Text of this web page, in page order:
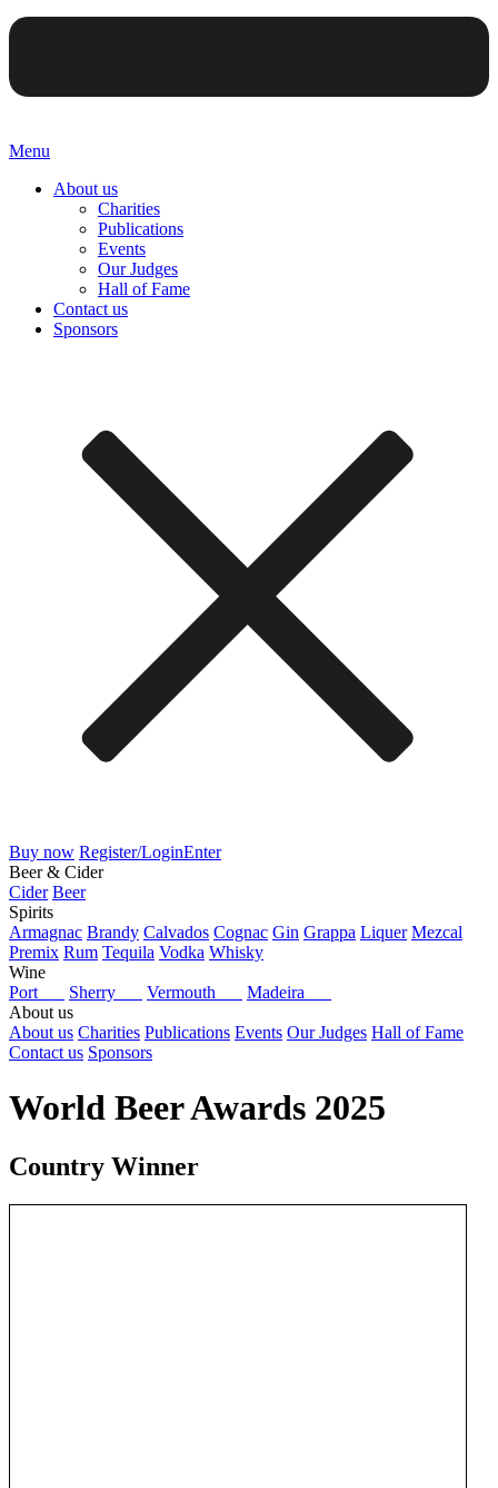
Menu
About us
Charities
Publications
Events
Our Judges
Hall of Fame
Contact us
Sponsors
Buy now Register/LoginEnter
Beer & Cider
Cider Beer
Spirits
Armagnac Brandy Calvados Cognac Gin Grappa Liquer Mezcal
Premix Rum Tequila Vodka Whisky
Wine
Port
Sherry Vermouth
Madeira
About us
About us Charities Publications Events Our Judges Hall of Fame
Contact us Sponsors
World Beer Awards 2025
Country Winner